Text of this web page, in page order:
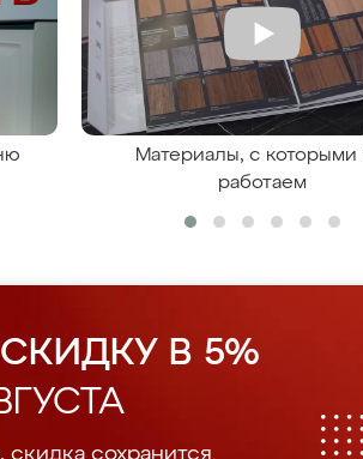
Материалы, с
работаем
В 5%
скидка сохранится.